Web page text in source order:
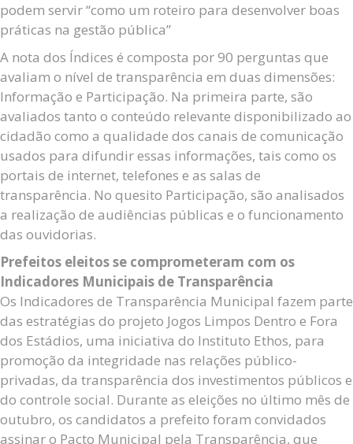
podem servir “como um roteiro para desenvolver boas
práticas na gestão pública”
A nota dos Índices é composta por 90 perguntas que
avaliam o nível de transparência em duas dimensões:
Informação e Participação. Na primeira parte, são
avaliados tanto o conteúdo relevante disponibilizado ao
cidadão como a qualidade dos canais de comunicação
usados para difundir essas informações, tais como os
portais de internet, telefones e as salas de
transparência. No quesito Participação, são analisados
a realização de audiências públicas e o funcionamento
das ouvidorias.
Prefeitos eleitos se comprometeram com os
Indicadores Municipais de Transparência
Os Indicadores de Transparência Municipal fazem parte
das estratégias do projeto Jogos Limpos Dentro e Fora
dos Estádios, uma iniciativa do Instituto Ethos, para
promoção da integridade nas relações público-
privadas, da transparência dos investimentos públicos e
do controle social. Durante as eleições no último mês de
outubro, os candidatos a prefeito foram convidados
assinar o Pacto Municipal pela Transparência, que